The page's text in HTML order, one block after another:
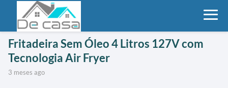
Fritadeira Sem Óleo 4 Litros 127V com
Tecnologia Air Fryer
3 meses ago